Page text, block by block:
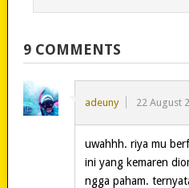
9 COMMENTS
adeuny 22 August
uwahhh. riya mu
ini yang kemaren
ngga paham.